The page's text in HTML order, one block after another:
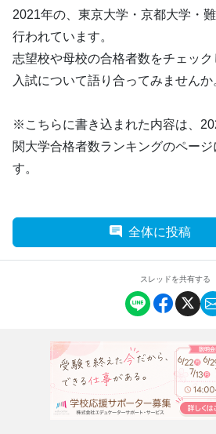
2021年の、東京大学・京都大学・
行われています。
志望校や母校の合格者数をチェッ
入試について語り合ってみませんか
※こちらに書き込まれた内容は、
関大学合格者数ランキングのペー
す。
全体に投稿
スレッドを共有する